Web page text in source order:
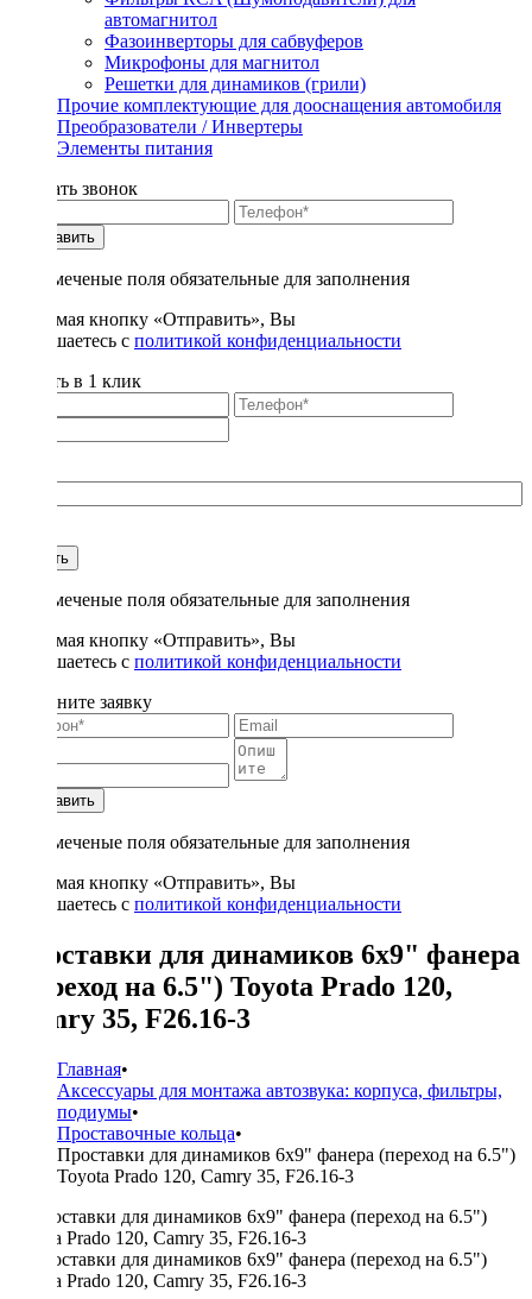
автомагнитол
Фазоинверторы для сабвуферов
Микрофоны для магнитол
Решетки для динамиков (грили)
Прочие комплектующие для дооснащения автомобиля
Преобразователи / Инвертеры
Элементы питания
Заказать звонок
Отправить
* - отмеченые поля обязательные для заполнения
Нажимая кнопку «Отправить», Вы
соглашаетесь с политикой конфиденциальности
Купить в 1 клик
Купить
* - отмеченые поля обязательные для заполнения
Нажимая кнопку «Отправить», Вы
соглашаетесь с политикой конфиденциальности
Заполните заявку
Отправить
* - отмеченые поля обязательные для заполнения
Нажимая кнопку «Отправить», Вы
соглашаетесь с политикой конфиденциальности
Проставки для динамиков 6x9" фанера
(переход на 6.5") Toyota Prado 120,
Camry 35, F26.16-3
Главная•
Аксессуары для монтажа автозвука: корпуса, фильтры,
подиумы•
Проставочные кольца•
Проставки для динамиков 6x9" фанера (переход на 6.5")
Toyota Prado 120, Camry 35, F26.16-3